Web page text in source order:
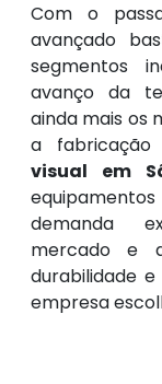
Com o
avançado
segmentos
avanço da
ainda mais os
a
visual em
demanda
mercado e
durabilidade
empresa